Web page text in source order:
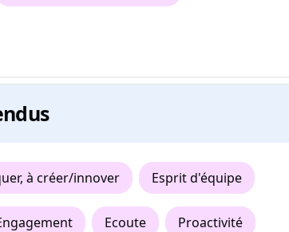
à créer/innover Esprit d'équipe
Ecoute Proactivité